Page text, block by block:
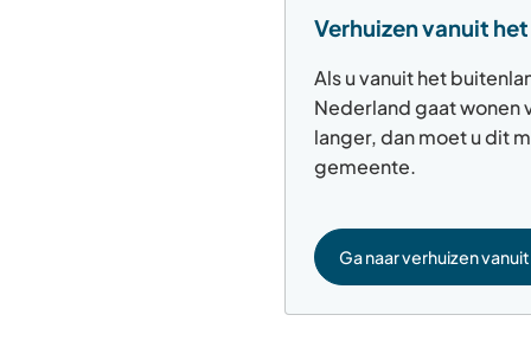
Verhuizen vanuit
Als u vanuit het
Nederland gaat wonen
langer, dan moet u dit
gemeente.
Ga naar verhuizen